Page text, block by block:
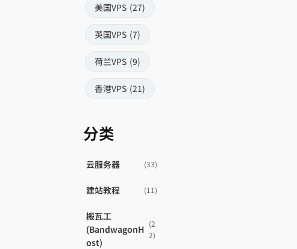
美国VPS (27)
英国VPS (7)
荷兰VPS (9)
香港VPS (21)
分类
云服务器 (33)
建站教程 (11)
搬瓦工
(BandwagonH
ost)
(2
2)